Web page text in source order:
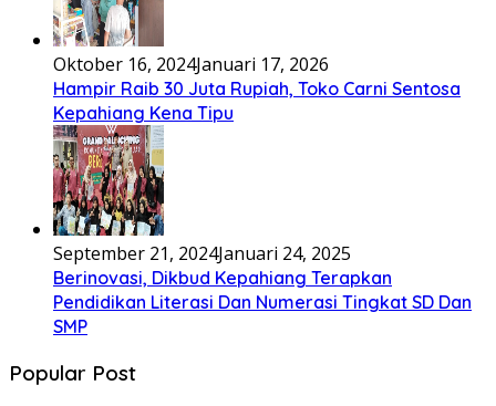
Oktober 16, 2024Januari 17, 2026
Hampir Raib 30 Juta Rupiah, Toko Carni Sentosa
Kepahiang Kena Tipu
September 21, 2024Januari 24, 2025
Berinovasi, Dikbud Kepahiang Terapkan
Pendidikan Literasi Dan Numerasi Tingkat SD Dan
SMP
Popular Post